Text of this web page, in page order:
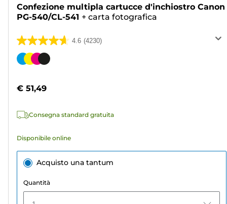
Confezione multipla cartucce d'inchiostro Canon
PG-540/CL-541 + carta fotografica
4.6 (4230)
4.6
su
4230
Cartuccia
€ 51,49
Consegna standard gratuita
Disponibile online
Acquisto una tantum
Quantità